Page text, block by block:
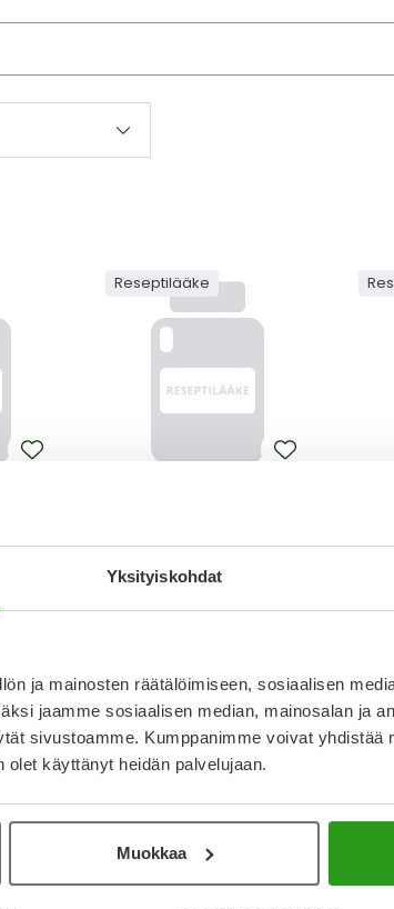
Yksityiskohdat
ja mainosten räätälöimiseen, sosiaalisen
jaamme sosiaalisen median, mainosalan ja
sivustoamme. Kumppanimme voivat yhdistää
olet käyttänyt heidän palvelujaan.
Muokkaa
Reseptilääke
Alk. 4,62 € Alk.